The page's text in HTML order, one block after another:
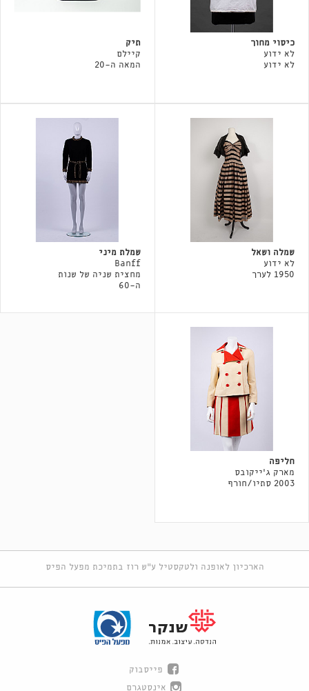
כיסוי מחוך
לא ידוע
לא ידוע
תיק
קיילם
המאה ה-20
שמלה ושאל
לא ידוע
1950 לערך
שמלת מיני
Banff
מחצית שניה של שנות
ה-60
חליפה
מארק ג'ייקובס
2003 סתיו/חורף
הארכיון לאופנה ולטקסטיל ע"ש רוז בתמיכת מפעל הפיס
פייסבוק
אינסטגרם